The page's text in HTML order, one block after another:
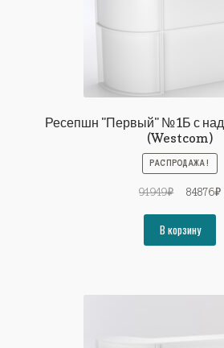
Ресепшн "Первый" №1Б с
(Westcom)
РАСПРОДАЖА!
91949₽
91949₽.
84876₽
В корзину